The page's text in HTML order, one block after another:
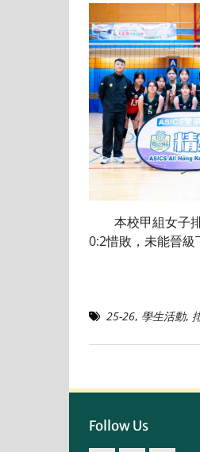
本校甲組女子排
0:2惜敗，未能晉級
25-26, 學生活動,
Follow Us